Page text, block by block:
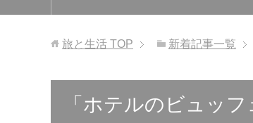
旅と生活 TOP 新着記事一覧
「ホテルのビュッ